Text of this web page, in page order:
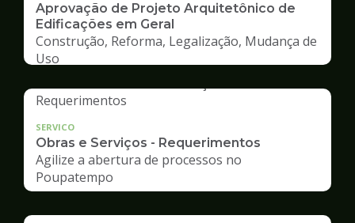
Aprovação de Projeto Arquitetônico de
Edificações em Geral
Construção, Reforma, Legalização, Mudança de
Uso
SERVICO
Obras e Serviços - Requerimentos
Agilize a abertura de processos no
Poupatempo